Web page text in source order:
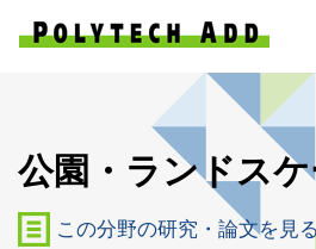
公園・ランドス
この分野の研究・論文を見る